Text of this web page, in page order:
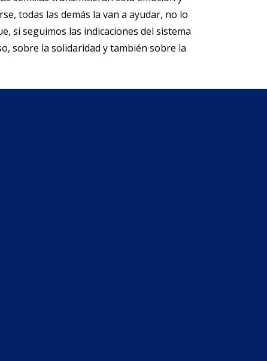
todas las demás la van a ayudar, no lo
si seguimos las indicaciones del sistema
sobre la solidaridad y también sobre la